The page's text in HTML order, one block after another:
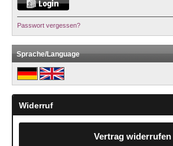
Passwort vergessen?
Sprache/Language
Widerruf
Vertrag widerrufen